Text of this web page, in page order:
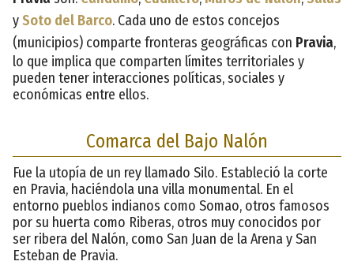
ySoto del Barco. Cada uno de estos concejos
(municipios) comparte fronteras geográficas con Pravia,
lo que implica que comparten límites territoriales y
pueden tener interacciones políticas, sociales y
económicas entre ellos.
Comarca del Bajo Nalón
Fue la utopía de un rey llamado Silo. Estableció la corte
en Pravia, haciéndola una villa monumental. En el
entorno pueblos indianos como Somao, otros famosos
por su huerta como Riberas, otros muy conocidos por
ser ribera del Nalón, como San Juan de la Arena y San
Esteban de Pravia.